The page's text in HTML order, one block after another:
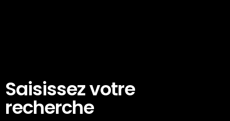
Saisissez votre
recherche